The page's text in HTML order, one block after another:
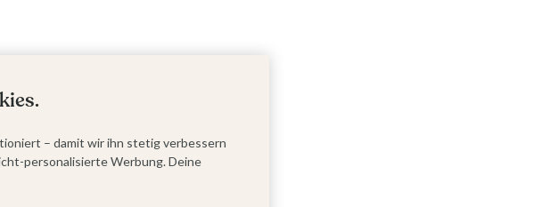
– damit wir ihn stetig verbessern
personalisierte Werbung. Deine